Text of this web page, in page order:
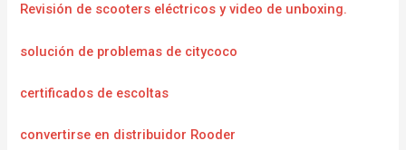
Revisión de scooters eléctricos y video de unboxing.
solución de problemas de citycoco
certificados de escoltas
convertirse en distribuidor Rooder